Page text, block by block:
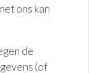
ons kan
de
(of